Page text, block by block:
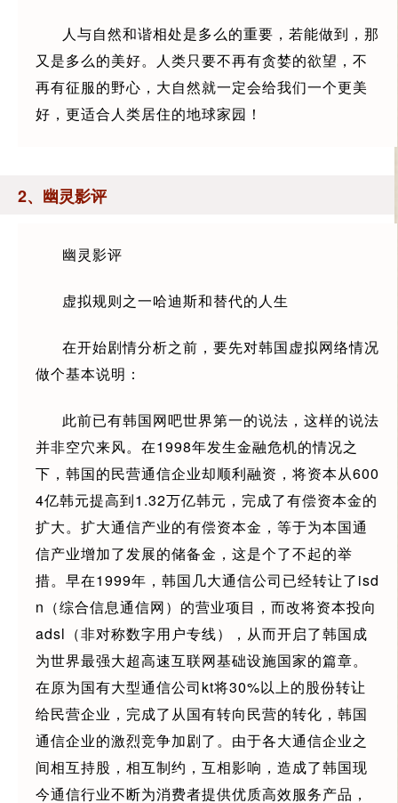
人与自然和谐相处是多么的重要，若能做到，那
又是多么的美好。人类只要不再有贪婪的欲望，不
再有征服的野心，大自然就一定会给我们一个更美
好，更适合人类居住的地球家园！
2、幽灵影评
幽灵影评
虚拟规则之一哈迪斯和替代的人生
在开始剧情分析之前，要先对韩国虚拟网络情况
做个基本说明：
此前已有韩国网吧世界第一的说法，这样的说法
并非空穴来风。在1998年发生金融危机的情况之
下，韩国的民营通信企业却顺利融资，将资本从600
4亿韩元提高到1.32万亿韩元，完成了有偿资本金的
扩大。扩大通信产业的有偿资本金，等于为本国通
信产业增加了发展的储备金，这是个了不起的举
措。早在1999年，韩国几大通信公司已经转让了isd
n（综合信息通信网）的营业项目，而改将资本投向
adsl（非对称数字用户专线），从而开启了韩国成
为世界最强大超高速互联网基础设施国家的篇章。
在原为国有大型通信公司kt将30%以上的股份转让
给民营企业，完成了从国有转向民营的转化，韩国
通信企业的激烈竞争加剧了。由于各大通信企业之
间相互持股，相互制约，互相影响，造成了韩国现
今通信行业不断为消费者提供优质高效服务产品，